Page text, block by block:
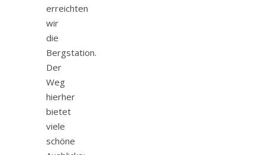
erreichten
wir
die
Bergstation.
Der
Weg
hierher
bietet
viele
schöne